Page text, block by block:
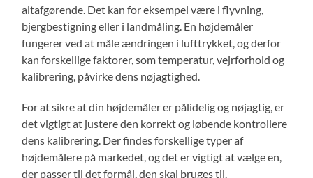
altafgørende. Det kan for eksempel være i flyvning,
bjergbestigning eller i landmåling. En højdemåler
fungerer ved at måle ændringen i lufttrykket, og derfor
kan forskellige faktorer, som temperatur, vejrforhold og
kalibrering, påvirke dens nøjagtighed.
For at sikre at din højdemåler er pålidelig og nøjagtig, er
det vigtigt at justere den korrekt og løbende kontrollere
dens kalibrering. Der findes forskellige typer af
højdemålere på markedet, og det er vigtigt at vælge en,
der passer til det formål, den skal bruges til.